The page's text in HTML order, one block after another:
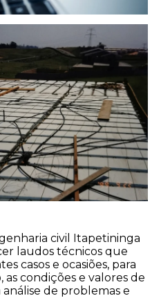
civil Itapetininga
laudos técnicos que
casos e ocasiões, para
condições e valores de
de problemas e